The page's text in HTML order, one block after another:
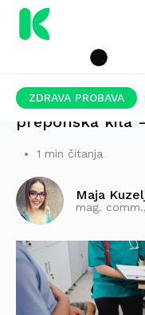
ZDRAVA PROBAVA
preponska kila
1 min čitanja
Maja
mag.